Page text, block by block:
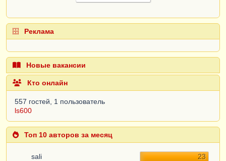
Реклама
Новые вакансии
Кто онлайн
557 гостей, 1 пользователь
ls600
Топ 10 авторов за месяц
sali
23